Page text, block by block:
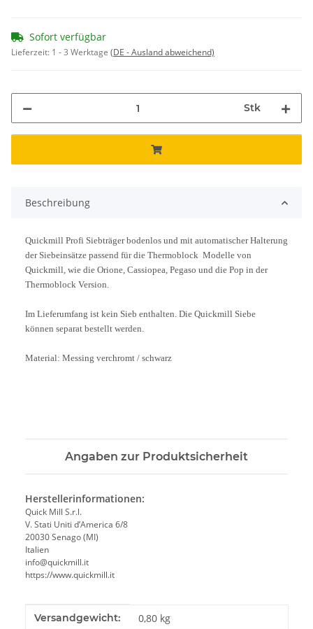
Sofort verfügbar
Lieferzeit: 1 - 3 Werktage (DE - Ausland abweichend)
Stk
Beschreibung
Quickmill Profi Siebträger bodenlos und mit automatischer Halterung
der Siebeinsätze passend für die Thermoblock Modelle von
Quickmill, wie die Orione, Cassiopea, Pegaso und die Pop in der
Thermoblock Version.
Im Lieferumfang ist kein Sieb enthalten. Die Quickmill Siebe
können separat bestellt werden.
Material: Messing verchromt / schwarz
Angaben zur Produktsicherheit
Herstellerinformationen:
Quick Mill S.r.l.
V. Stati Uniti d’America 6/8
20030 Senago (MI)
Italien
info@quickmill.it
https://www.quickmill.it
Produkteigenschaft
Wert
Versandgewicht: 0,80 kg